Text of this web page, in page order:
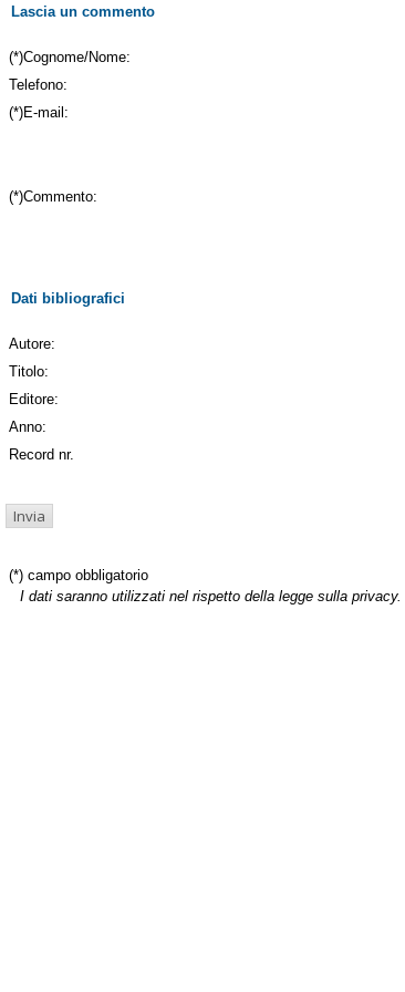
Lascia un commento
(*)Cognome/Nome:
Telefono:
(*)E-mail:
(*)Commento:
Dati bibliografici
Autore:
Titolo:
Editore:
Anno:
Record nr.
(*) campo obbligatorio
I dati saranno utilizzati nel rispetto della legge sulla privacy.